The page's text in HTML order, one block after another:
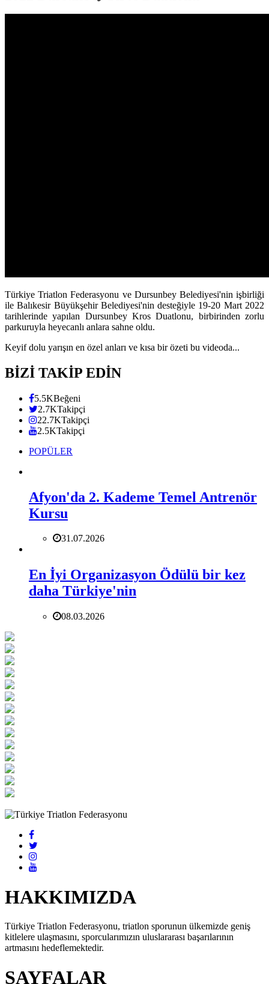
Türkiye Triatlon Federasyonu ve Dursunbey Belediyesi'nin işbirliği
ile Balıkesir Büyükşehir Belediyesi'nin desteğiyle 19-20 Mart 2022
tarihlerinde yapılan Dursunbey Kros Duatlonu, birbirinden zorlu
parkuruyla heyecanlı anlara sahne oldu.
Keyif dolu yarışın en özel anları ve kısa bir özeti bu videoda...
BİZİ TAKİP EDİN
5.5KBeğeni
2.7KTakipçi
22.7KTakipçi
2.5KTakipçi
POPÜLER
Afyon'da 2. Kademe Temel Antrenör
Kursu
31.07.2026
En İyi Organizasyon Ödülü bir kez
daha Türkiye'nin
08.03.2026
HAKKIMIZDA
Türkiye Triatlon Federasyonu, triatlon sporunun ülkemizde geniş
kitlelere ulaşmasını, sporcularımızın uluslararası başarılarının
artmasını hedeflemektedir.
SAYFALAR